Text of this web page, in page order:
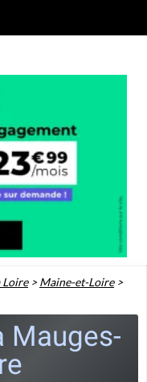
Loire>Maine-et-Loire>
Mauges-